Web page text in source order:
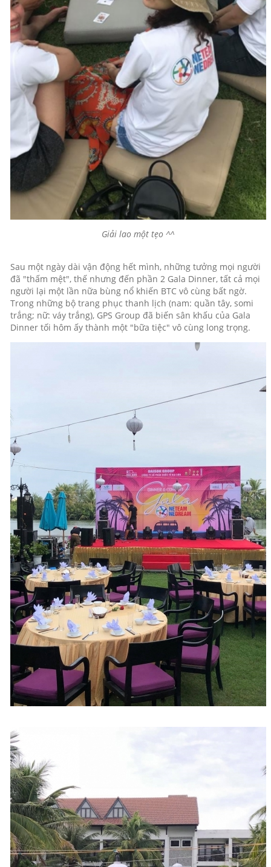
Giải lao một tẹo ^^
Sau một ngày dài vận động hết mình, những tưởng mọi người
đã "thấm mệt", thế nhưng đến phần 2 Gala Dinner, tất cả mọi
người lại một lần nữa bùng nổ khiến BTC vô cùng bất ngờ.
Trong những bộ trang phục thanh lịch (nam: quần tây, somi
trắng; nữ: váy trắng), GPS Group đã biến sân khấu của Gala
Dinner tối hôm ấy thành một "bữa tiệc" vô cùng long trọng.